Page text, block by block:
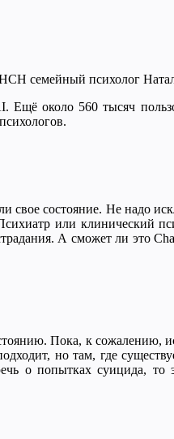
семейный психолог
около 560 тысяч
состояние. Не надо
или клинический
А сможет ли это
Пока, к сожалению,
но там, где
о попытках суицида,